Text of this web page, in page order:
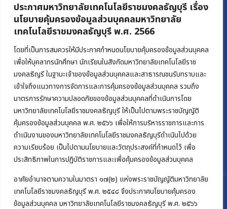
ประกาศมหาวิทยาลัยเทคโนโลยีราชมงคลธัญบุรี เรื่อง
นโยบายคุ้มครองข้อมูลส่วนบุคคลมหาวิทยาลัย
เทคโนโลยีราชมงคลธัญบุรี พ.ศ. 2566
โดยที่เป็นการสมควรให้มีประกาศกำหนดนโยบายคุ้มครองข้อมูลส่วนบุคคล
เพื่อให้บุคลากรนักศึกษา นักเรียนในสังกัดมหาวิทยาลัยเทคโนโลยีราช
มงคลธัญรี ในฐานะเจ้าของข้อมูลส่วนบุคคลและสาธารณชนรับทราบและ
เข้าใจถึงแนวทางการจัดการและการคุ้มครองข้อมูลส่วนบุคคล รวมถึง
มาตรการรักษาความปลอดภัยของข้อมูลส่วนบุคคลที่ดำเนินการโดย
มหาวิทยาลัยเทคโนโลยีราชมงคลธัญบุรี ให้เป็นไปตามพระราชบัญญัติ
คุ้มครองข้อมูลส่วนบุคคล พ.ศ. ๒๕๖๖ เพื่อให้การบริหารราชการและการ
ดำเนินงานของมหาวิทยาลัยเทคโนโลยีราชมงคลธัญบุรีดำเนินไปด้วย
ความเรียบร้อย เป็นไปตามนโยบายและวัตถุประสงค์ที่กำหนดไว้ เพื่อ
ประสิทธิภาพในการปฏิบัติราชการและเพื่อคุ้มครองข้อมูลส่วนบุคคล
อาศัยอำนาจตามความในมาตรา ๑๗(๒) แห่งพระราชบัญญัติมหาวิทยาลัย
เทคโนโลยีราชมงคลธัญบุรี พ.ศ. ๒๕๔๘ จึงประกาศนโยบายคุ้มครอง
ข้อมูลส่วนบุคคล มหาวิทยาลัยเทคโนโลยีราชมงคลธัญบุรี พ.ศ. ๒๕๖๖